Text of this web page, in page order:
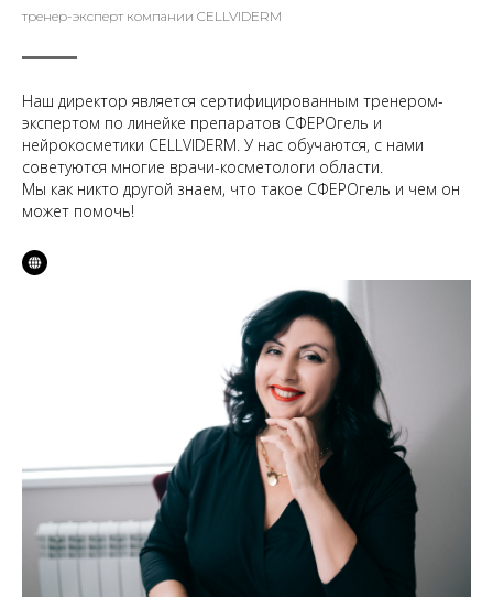
тренер-эксперт компании CELLVIDERM
Наш директор является сертифицированным тренером-
экспертом по линейке препаратов СФЕРОгель и
нейрокосметики CELLVIDERM. У нас обучаются, с нами
советуются многие врачи-косметологи области.
Мы как никто другой знаем, что такое СФЕРОгель и чем он
может помочь!